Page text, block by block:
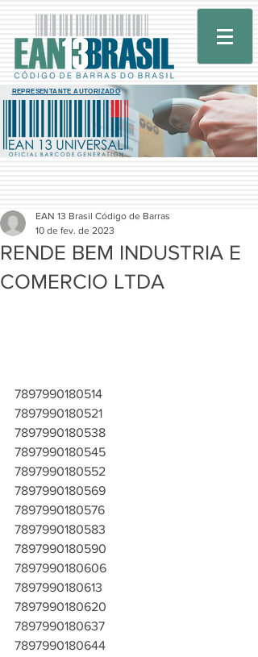
REPRESENTANTE AUTORIZADO
RENDE BEM INDUSTRIA E
COMERCIO LTDA
EAN 13 Brasil Código de Barras
10 de fev. de 2023
7897990180514
7897990180521
7897990180538
7897990180545
7897990180552
7897990180569
7897990180576
7897990180583
7897990180590
7897990180606
7897990180613
7897990180620
7897990180637
7897990180644